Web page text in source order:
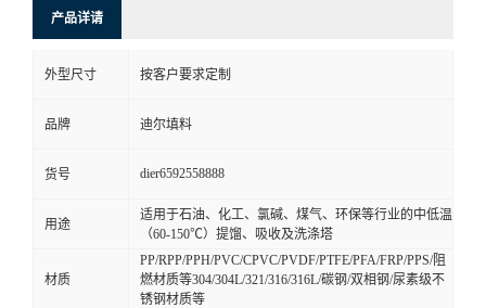
产品详请
外型尺寸 按客户要求定制
品牌 迪尔填料
货号 dier6592558888
用途
适用于石油、化工、氯碱、煤气、环保等行业的中低温
（60-150℃）提馏、吸收及洗涤塔
材质
PP/RPP/PPH/PVC/CPVC/PVDF/PTFE/PFA/FRP/PPS/阻
燃材质等304/304L/321/316/316L/碳钢/双相钢/尿素级不
锈钢材质等